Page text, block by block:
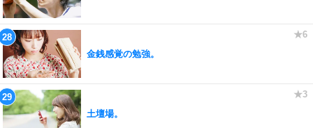
金銭感覚の勉強。
土壇場。